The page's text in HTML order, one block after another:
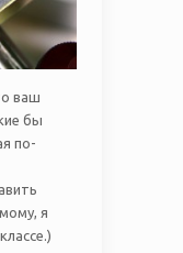
ваш
бы
по-
я